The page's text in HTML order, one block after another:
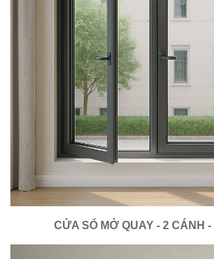
CỬA SỔ MỞ QUAY - 2 CÁNH -